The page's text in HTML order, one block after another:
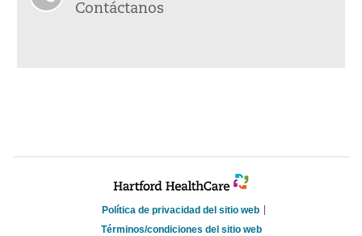
Contáctanos
Política de privacidad del sitio web
Términos/condiciones del sitio web